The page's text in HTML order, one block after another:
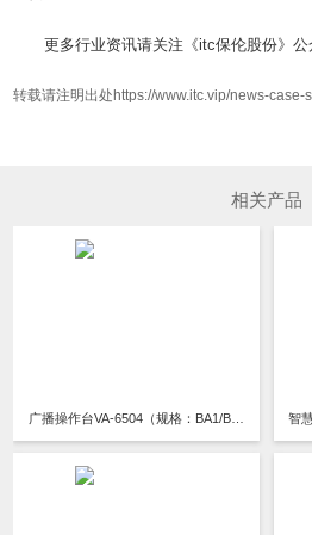
更多行业资讯请关注《itc保伦股份》公
转载请注明出处https://www.itc.vip/news-case-
相关产品
广播操作台VA-6504（规格：BA1/BA3/BB1）